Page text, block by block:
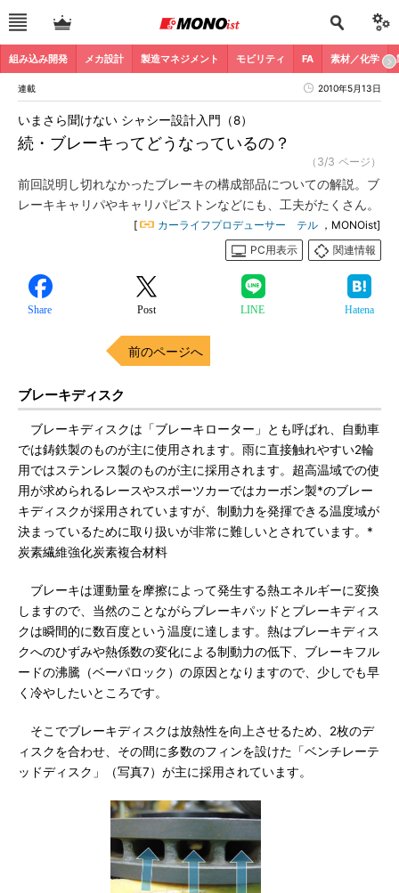
組み込み開発 メカ設計 製造マネジメント モビリティ FA 素材／化学
連載 2010年5月13日
続・ブレーキってどうなっているの？
いまさら聞けない シャシー設計入門（8）
（3/3 ページ）
前回説明し切れなかったブレーキの構成部品についての解説。ブ
レーキキャリパやキャリパピストンなどにも、工夫がたくさん。
[ カーライフプロデューサー テル ，MONOist]
PC用表示
関連情報
Share Post LINE Hatena
前のページへ
ブレーキディスク
ブレーキディスクは「ブレーキローター」とも呼ばれ、自動車
では鋳鉄製のものが主に使用されます。雨に直接触れやすい2輪
用ではステンレス製のものが主に採用されます。超高温域での使
用が求められるレースやスポーツカーではカーボン製*のブレー
キディスクが採用されていますが、制動力を発揮できる温度域が
決まっているために取り扱いが非常に難しいとされています。*
炭素繊維強化炭素複合材料
ブレーキは運動量を摩擦によって発生する熱エネルギーに変換
しますので、当然のことながらブレーキパッドとブレーキディス
クは瞬間的に数百度という温度に達します。熱はブレーキディス
クへのひずみや熱係数の変化による制動力の低下、ブレーキフル
ードの沸騰（ベーパロック）の原因となりますので、少しでも早
く冷やしたいところです。
そこでブレーキディスクは放熱性を向上させるため、2枚のデ
ィスクを合わせ、その間に多数のフィンを設けた「ベンチレーテ
ッドディスク」（写真7）が主に採用されています。